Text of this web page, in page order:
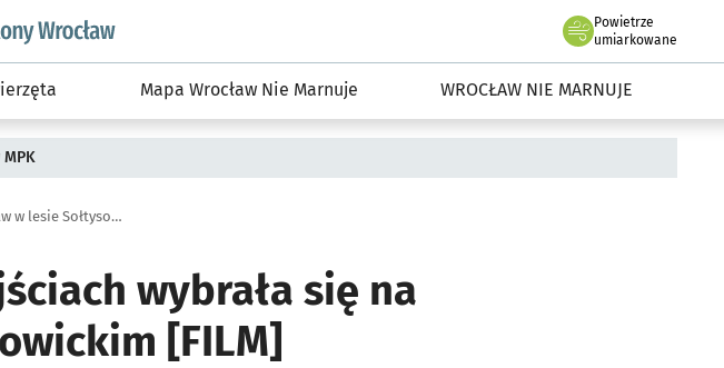
podserwis: Środowisko we Wrocławiu
Powietrze
we Wrocławiu
umiarkowane
Mapa Wrocław Nie Marnuje WROCŁAW NIE MARNUJE
Łabędzia rodzina po przejściach wybrała się na plac zabaw w lesie Sołtysowickim [FILM]
wybrała się na
[FILM]